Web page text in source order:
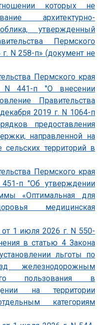
которых не
архитектурно-
утвержденный
Пермского
N 258-п» (документ не
Пермского края
441-п "О внесении
Правительства
2019 г. N 1064-п
предоставления
направленной на
сельских территорий в
Пермского края
п "Об утверждении
«Оптимальная для
медицинская
1 июля 2026 г. N 550-
в статью 4 Закона
льготы по
железнодорожным
пользования в
на территории
категориям